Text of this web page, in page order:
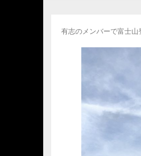
有志のメンバーで富士山